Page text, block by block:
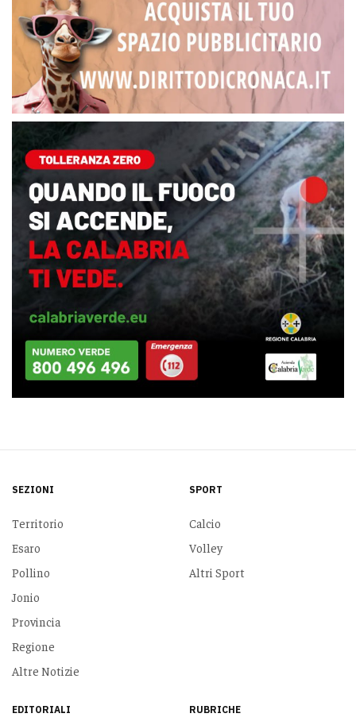
SEZIONI
Territorio
Esaro
Pollino
Jonio
Provincia
Regione
Altre Notizie
SPORT
Calcio
Volley
Altri Sport
EDITORIALI RUBRICHE